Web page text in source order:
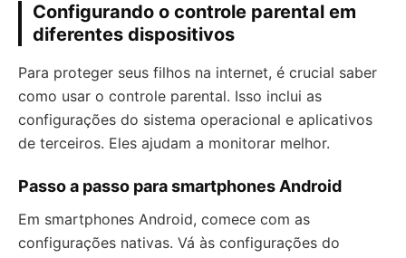
Configurando o controle parental em
diferentes dispositivos
Para proteger seus filhos na internet, é crucial saber
como usar o controle parental. Isso inclui as
configurações do sistema operacional e aplicativos
de terceiros. Eles ajudam a monitorar melhor.
Passo a passo para smartphones Android
Em smartphones Android, comece com as
configurações nativas. Vá às configurações do